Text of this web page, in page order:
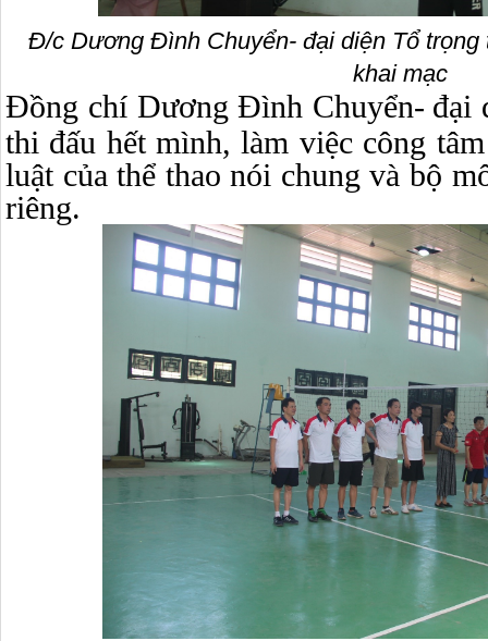
Đ/c Dương Đình Chuyển- đại diện Tổ trọng
khai mạc
Đồng chí Dương Đình Chuyển- đại
thi đấu hết mình, làm việc công
luật của thể thao nói chung và bộ
riêng.